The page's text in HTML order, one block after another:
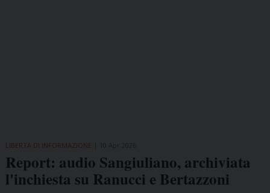
LIBERTÀ DI INFORMAZIONE
Report: audio Sangiuliano, archiviata
l'inchiesta su Ranucci e Bertazzoni